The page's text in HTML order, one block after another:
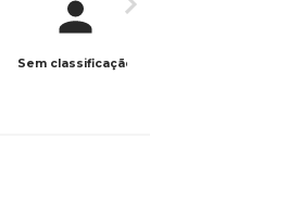
Sem classificação